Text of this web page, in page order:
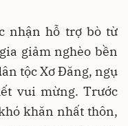
nhận hỗ trợ bò từ
giảm nghèo bền
tộc Xơ Đăng, ngụ
vui mừng. Trước
khăn nhất thôn,